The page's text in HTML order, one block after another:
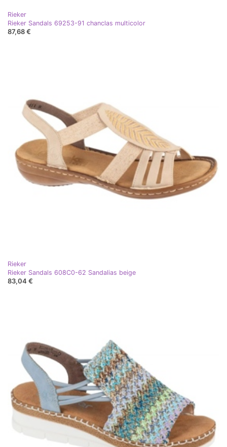
Rieker
Rieker Sandals 69253-91 chanclas multicolor
87,68 €
Rieker
Rieker Sandals 608C0-62 Sandalias beige
83,04 €